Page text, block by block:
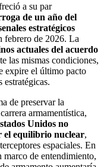
a su par
de un año del
estratégicos
febrero de 2026. La
actuales del acuerdo
las mismas condiciones,
expire el último pacto
estratégicas.
de preservar la
armamentística,
Unidos no
el equilibrio nuclear,
espaciales. En
de entendimiento,